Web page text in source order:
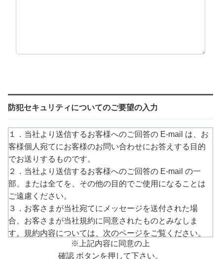
防犯セキュリティについてのご要望の入力
１．当社より送信するお客様へのご回答の E-mail は、お
客様個人宛てにお客様のお問い合わせにお答えする目的
でお送りするものです。
２．当社より送信するお客様へのご回答の E-mail の一
部、または全てを、その他の目的でご使用になることは
ご遠慮ください。
３．お客さまが当社宛てにメッセージを送付された場
合、お客さまが当社規約に同意されたものとみなしま
す。規約内容については、次のページをご覧ください。
https://www.arucom.ne.jp/rule/index.html
※上記内容に同意の上
確認 ボタンを押して下さい。